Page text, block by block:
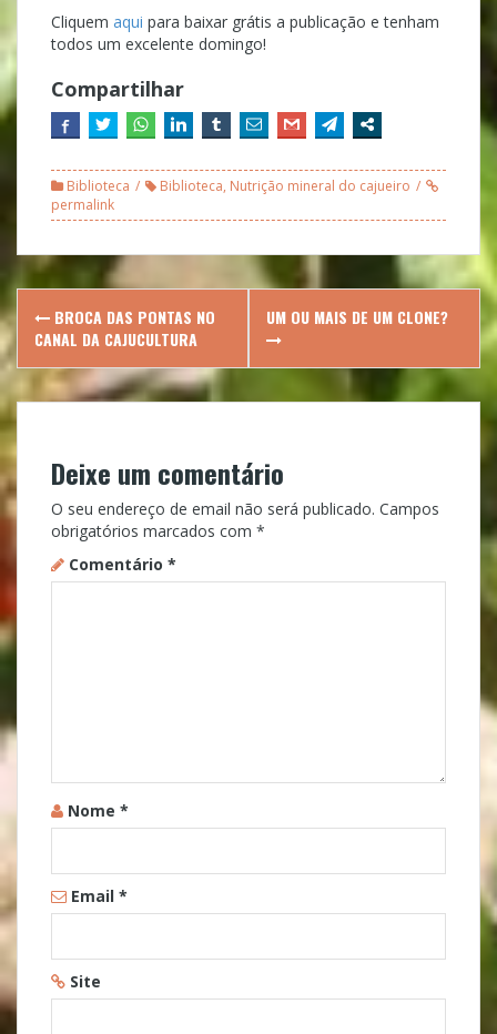
Cliquem aqui para baixar grátis a publicação e tenham
todos um excelente domingo!
Compartilhar
Biblioteca Biblioteca, Nutrição mineral do cajueiro
permalink
Post
navigation
BROCA DAS PONTAS NO
CANAL DA CAJUCULTURA
UM OU MAIS DE UM CLONE?
Deixe um comentário
O seu endereço de email não será publicado. Campos
obrigatórios marcados com *
Comentário *
Nome *
Email *
Site